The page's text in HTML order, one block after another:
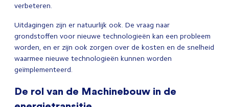
verbeteren.
Uitdagingen zijn er natuurlijk ook. De vraag naar
grondstoffen voor nieuwe technologieën kan een probleem
worden, en er zijn ook zorgen over de kosten en de snelheid
waarmee nieuwe technologieën kunnen worden
geïmplementeerd.
De rol van de Machinebouw in de